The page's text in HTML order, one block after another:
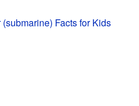
Facts for Kids